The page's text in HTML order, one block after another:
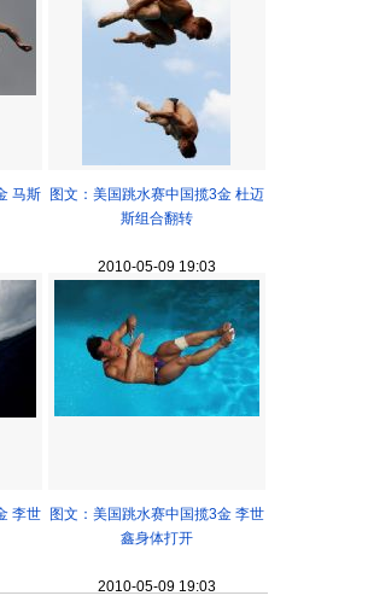
马斯
图文：美国跳水赛中国揽3金 杜迈
斯组合翻转
2010-05-09 19:03
李世
图文：美国跳水赛中国揽3金 李世
鑫身体打开
2010-05-09 19:03